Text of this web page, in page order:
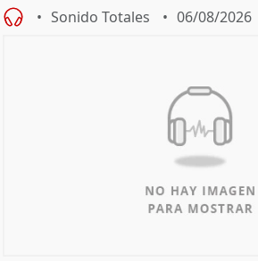
Sonido Totales 06/08/2026